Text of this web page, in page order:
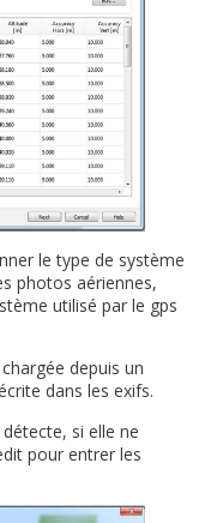
le type de système
photos aériennes,
utilisé par le gps
depuis un
dans les exifs.
si elle ne
pour entrer les